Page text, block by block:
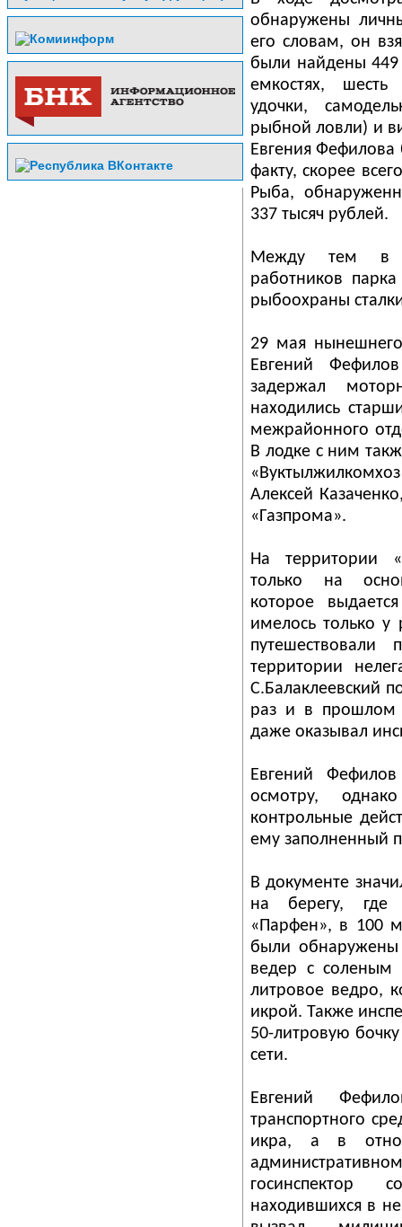
обнаружены
его словам, он
были найдены 449
емкостях, шесть
удочки,
рыбной ловли) и
Евгения
факту, скорее
Рыба,
337 тысяч рублей.
Между тем в
работников
рыбоохраны
29 мая
Евгений
задержал
находились
межрайонного
В лодке с ним
Алексей
«Газпрома».
На территории
только на
которое
имелось только у
территории
С.Балаклеевский
раз и в прошлом
даже оказывал
Евгений
осмотру,
контрольные
ему заполненный
В документе
на берегу, где
«Парфен», в 100
были обнаружены
ведер с соленым
литровое ведро,
икрой. Также
50-литровую
сети.
Евгений
транспортного
икра, а в
находившихся в